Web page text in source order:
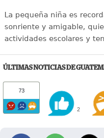
La pequeña niña es
sonriente y amigable,
actividades escolares y
ÚLTIMAS NOTICIAS DE
73
2